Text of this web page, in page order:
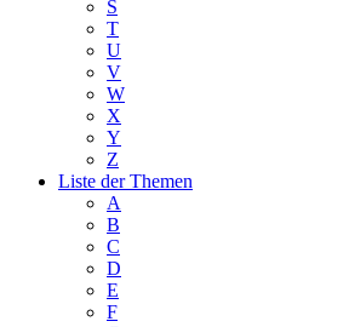
S
T
U
V
W
X
Y
Z
Liste der Themen
A
B
C
D
E
F